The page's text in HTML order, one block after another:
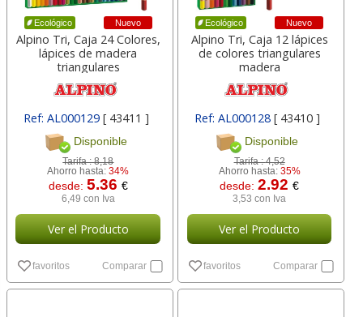
Ecológico Nuevo
Alpino Tri, Caja 24 Colores,
lápices de madera
triangulares
Ref: AL000129 [ 43411 ]
Disponible
Tarifa :8,18
Ahorro hasta:34%
desde: 5.36 €
6,49 con Iva
Ver el Producto
favoritos Comparar
Ecológico Nuevo
Alpino Tri, Caja 12 lápices
de colores triangulares
madera
Ref: AL000128 [ 43410 ]
Disponible
Tarifa :4,52
Ahorro hasta: 35%
desde:2.92€
3,53 con Iva
Ver el Producto
favoritos Comparar